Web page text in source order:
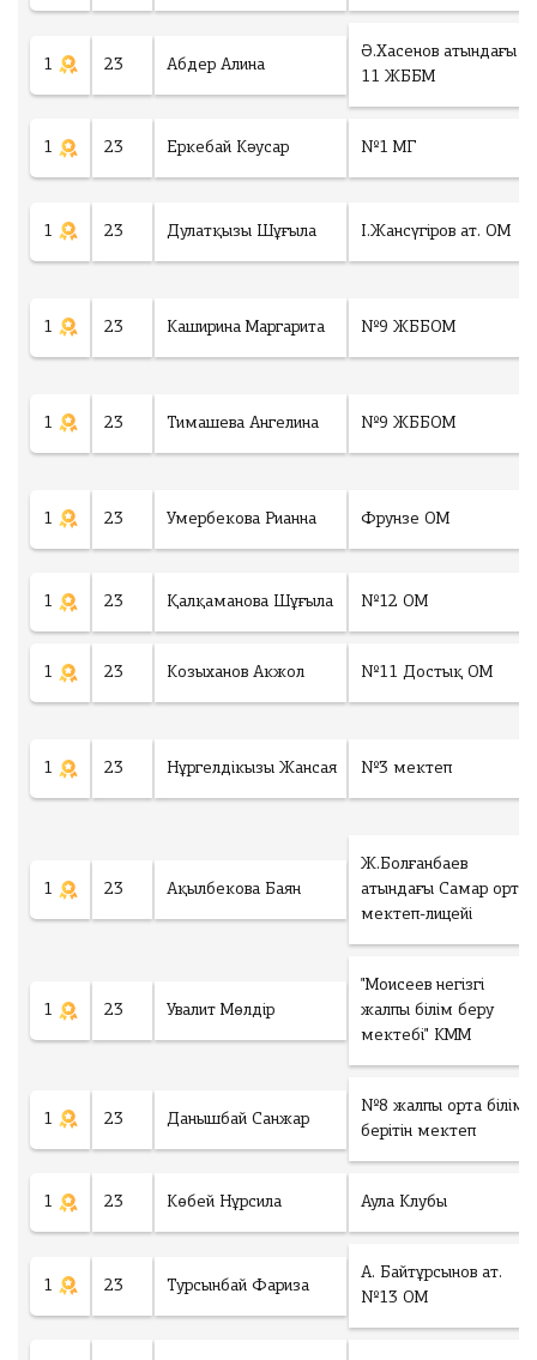
1 23 Абдер Алина
Ә.Хасенов атындағы
11 ЖББМ
1 23 Еркебай Кәусар №1 МГ
1 23 Дулатқызы Шұғыла І.Жансүгіров ат. ОМ
1 23 Каширина Маргарита №9 ЖББОМ
1 23 Тимашева Ангелина №9 ЖББОМ
1 23 Умербекова Рианна Фрунзе ОМ
1 23 Қалқаманова Шұғыла №12 ОМ
1 23 Козыханов Акжол №11 Достық ОМ
1 23 Нұргелдікызы Жансая №3 мектеп
1 23 Ақылбекова Баян
Ж.Болғанбаев
атындағы Самар орта
мектеп-лицейі
1 23 Увалит Мөлдір
"Моисеев негізгі
жалпы білім беру
мектебі" КММ
1 23 Данышбай Санжар
№8 жалпы орта білім
берітін мектеп
1 23 Көбей Нұрсила Аула Клубы
1 23 Турсынбай Фариза
А. Байтұрсынов ат.
№13 ОМ